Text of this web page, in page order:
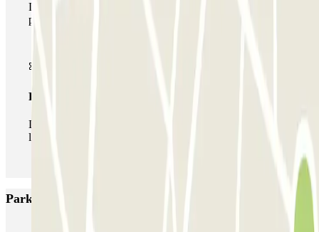
Durante tu estancia podrás hacer uso de toda la red de
parkings de este operador disponibles en Parclick.
Pase ilimitado
Durante tu estancia podrás entrar y salir del parking todas
las veces que quieras.
Parkings más valorados en Toulouse